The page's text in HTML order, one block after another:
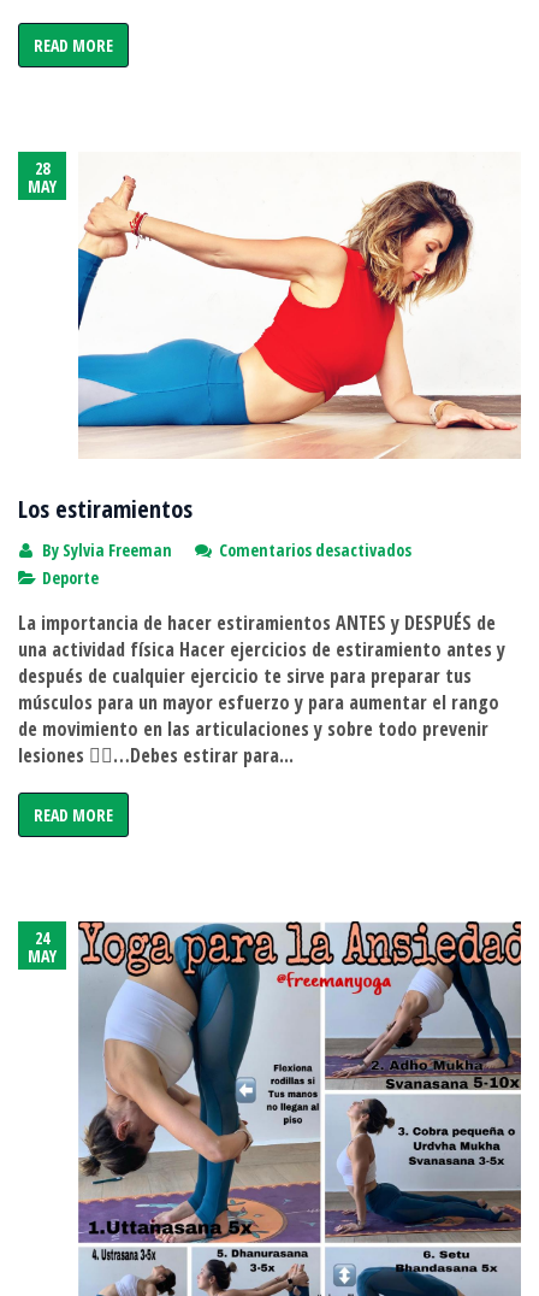
READ MORE
28
MAY
Los estiramientos
By Sylvia Freeman Comentarios desactivadosen
Deporte
La importancia de hacer estiramientos ANTES y DESPUÉS de
una actividad física Hacer ejercicios de estiramiento antes y
después de cualquier ejercicio te sirve para preparar tus
músculos para un mayor esfuerzo y para aumentar el rango
de movimiento en las articulaciones y sobre todo prevenir
lesiones ☝🏻…Debes estirar para...
READ MORE
24
MAY